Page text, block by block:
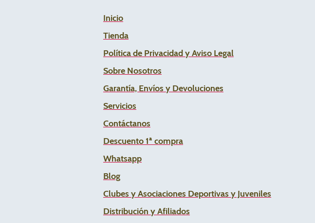
Inicio
Tienda
Política de Privacidad y Aviso Legal
Sobre Nosotros
Garantía, Envíos y Devoluciones
Servicios
Contáctanos
Descuento 1ª compra
Whatsapp
Blog
Clubes y Asociaciones Deportivas y Juveniles
Distribución y Afiliados